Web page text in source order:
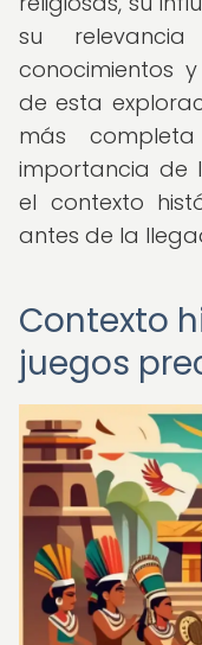
su
conocimientos
de esta
más
importancia de
el contexto
antes de la
Contexto
juegos